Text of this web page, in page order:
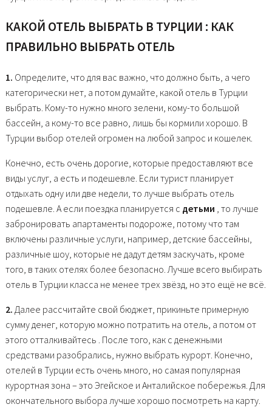
КАКОЙ ОТЕЛЬ ВЫБРАТЬ В ТУРЦИИ : КАК
ПРАВИЛЬНО ВЫБРАТЬ ОТЕЛЬ
1. Определите, что для вас важно, что должно быть, а чего
категорически нет, а потом думайте, какой отель в Турции
выбрать. Кому-то нужно много зелени, кому-то большой
бассейн, а кому-то все равно, лишь бы кормили хорошо. В
Турции выбор отелей огромен на любой запрос и кошелек.
Конечно, есть очень дорогие, которые предоставляют все
виды услуг, а есть и подешевле. Если турист планирует
отдыхать одну или две недели, то лучше выбрать отель
подешевле. А если поездка планируется с детьми , то лучше
забронировать апартаменты подороже, потому что там
включены различные услуги, например, детские бассейны,
различные шоу, которые не дадут детям заскучать, кроме
того, в таких отелях более безопасно. Лучше всего выбирать
отель в Турции класса не менее трех звёзд, но это ещё не всё.
2. Далее рассчитайте свой бюджет, прикиньте примерную
сумму денег, которую можно потратить на отель, а потом от
этого отталкивайтесь . После того, как с денежными
средствами разобрались, нужно выбрать курорт. Конечно,
отелей в Турции есть очень много, но самая популярная
курортная зона – это Эгейское и Анталийское побережья. Для
окончательного выбора лучше хорошо посмотреть на карту.